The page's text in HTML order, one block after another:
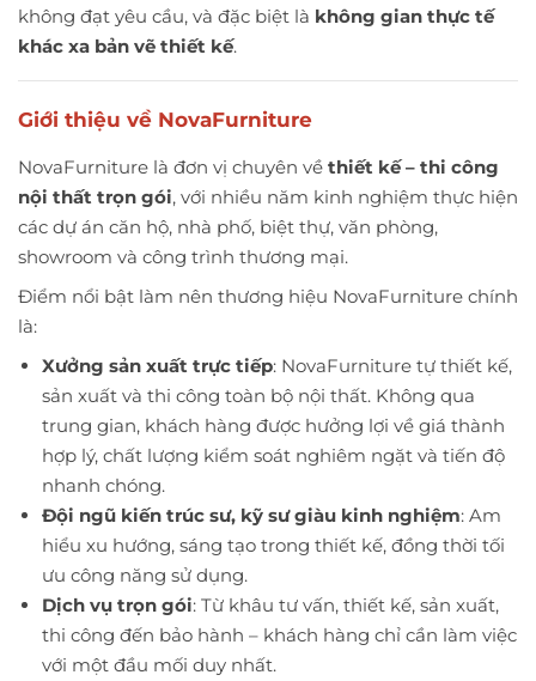
không đạt yêu cầu, và đặc biệt là không gian thực tế
khác xa bản vẽ thiết kế.
Giới thiệu về NovaFurniture
NovaFurniture là đơn vị chuyên về thiết kế – thi công
nội thất trọn gói, với nhiều năm kinh nghiệm thực hiện
các dự án căn hộ, nhà phố, biệt thự, văn phòng,
showroom và công trình thương mại.
Điểm nổi bật làm nên thương hiệu NovaFurniture chính
là:
Xưởng sản xuất trực tiếp: NovaFurniture tự thiết kế,
sản xuất và thi công toàn bộ nội thất. Không qua
trung gian, khách hàng được hưởng lợi về giá thành
hợp lý, chất lượng kiểm soát nghiêm ngặt và tiến độ
nhanh chóng.
Đội ngũ kiến trúc sư, kỹ sư giàu kinh nghiệm: Am
hiểu xu hướng, sáng tạo trong thiết kế, đồng thời tối
ưu công năng sử dụng.
Dịch vụ trọn gói: Từ khâu tư vấn, thiết kế, sản xuất,
thi công đến bảo hành – khách hàng chỉ cần làm việc
với một đầu mối duy nhất.